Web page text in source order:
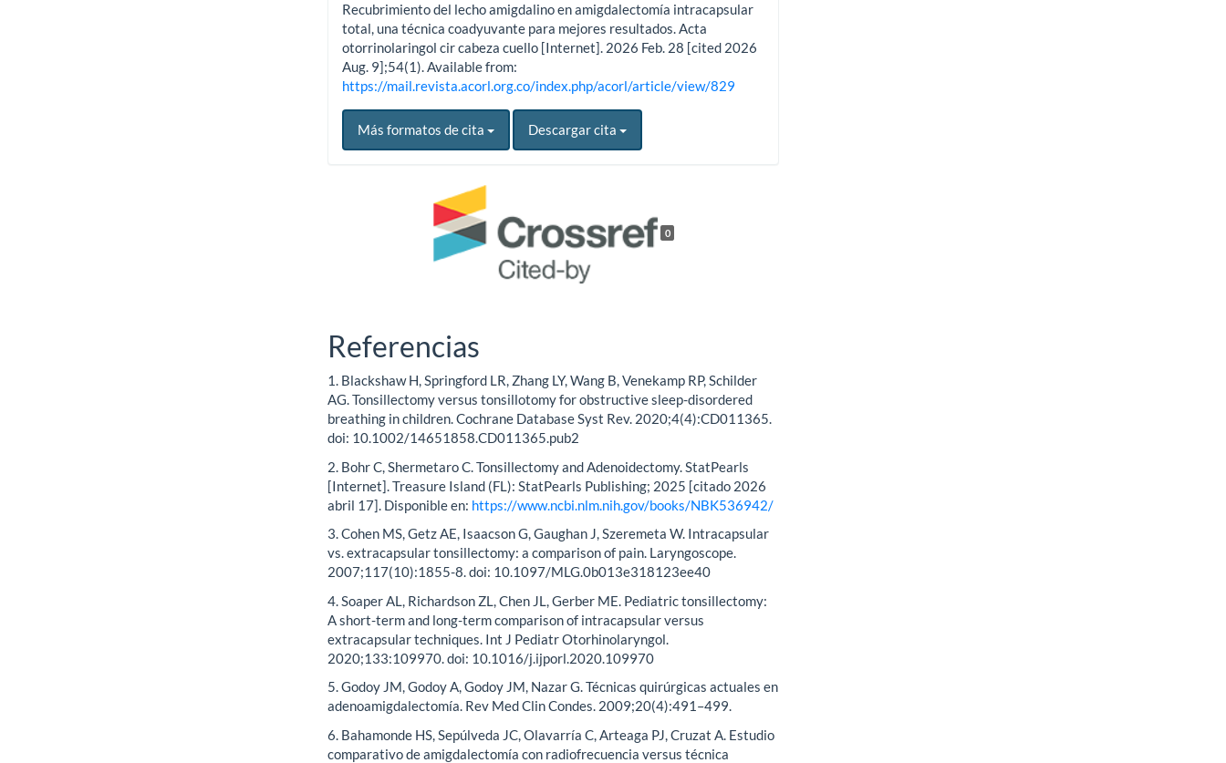
Recubrimiento del lecho amigdalino en amigdalectomía intracapsular
total, una técnica coadyuvante para mejores resultados. Acta
otorrinolaringol cir cabeza cuello [Internet]. 2026 Feb. 28 [cited 2026
Aug. 9];54(1). Available from:
https://mail.revista.acorl.org.co/index.php/acorl/article/view/829
Más formatos de cita Descargar cita
0
Referencias
1. Blackshaw H, Springford LR, Zhang LY, Wang B, Venekamp RP, Schilder
AG. Tonsillectomy versus tonsillotomy for obstructive sleep-disordered
breathing in children. Cochrane Database Syst Rev. 2020;4(4):CD011365.
doi: 10.1002/14651858.CD011365.pub2
2. Bohr C, Shermetaro C. Tonsillectomy and Adenoidectomy. StatPearls
[Internet]. Treasure Island (FL): StatPearls Publishing; 2025 [citado 2026
abril 17]. Disponible en: https://www.ncbi.nlm.nih.gov/books/NBK536942/
3. Cohen MS, Getz AE, Isaacson G, Gaughan J, Szeremeta W. Intracapsular
vs. extracapsular tonsillectomy: a comparison of pain. Laryngoscope.
2007;117(10):1855-8. doi: 10.1097/MLG.0b013e318123ee40
4. Soaper AL, Richardson ZL, Chen JL, Gerber ME. Pediatric tonsillectomy:
A short-term and long-term comparison of intracapsular versus
extracapsular techniques. Int J Pediatr Otorhinolaryngol.
2020;133:109970. doi: 10.1016/j.ijporl.2020.109970
5. Godoy JM, Godoy A, Godoy JM, Nazar G. Técnicas quirúrgicas actuales en
adenoamigdalectomía. Rev Med Clin Condes. 2009;20(4):491–499.
6. Bahamonde HS, Sepúlveda JC, Olavarría C, Arteaga PJ, Cruzat A. Estudio
comparativo de amigdalectomía con radiofrecuencia versus técnica